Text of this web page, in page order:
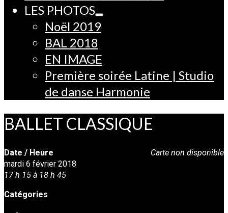
LES PHOTOS
Noël 2019
BAL 2018
EN IMAGE
Première soirée Latine | Studio
de danse Harmonie
BALLET CLASSIQUE
Carte non disponible
Date / Heure
mardi 6 février 2018
17 h 15 à 18 h 45
Catégories